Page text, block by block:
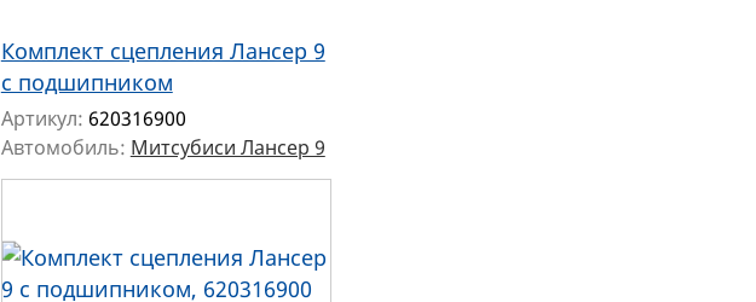
Комплект сцепления Лансер 9
c подшипником
Артикул: 620316900
Автомобиль: Митсубиси Лансер 9